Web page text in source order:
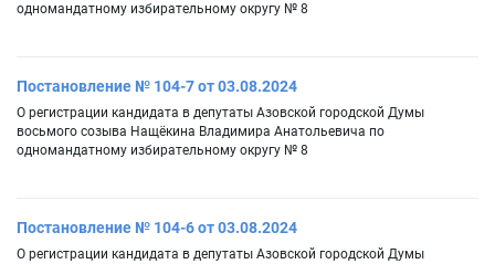
одномандатному избирательному округу № 8
Постановление № 104-7 от 03.08.2024
О регистрации кандидата в депутаты Азовской городской Думы
восьмого созыва Нащёкина Владимира Анатольевича по
одномандатному избирательному округу № 8
Постановление № 104-6 от 03.08.2024
О регистрации кандидата в депутаты Азовской городской Думы